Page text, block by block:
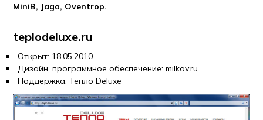
MiniB, Jaga, Oventrop.
teplodeluxe.ru
Открыт: 18.05.2010
Дизайн, программное обеспечение: milkov.ru
Поддержка: Тепло Deluxe